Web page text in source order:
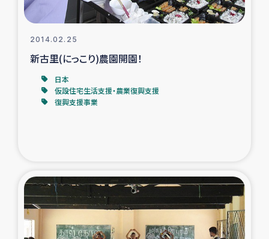
民際教育事業
女性グループPIFWANITAによる食品加工事業
令和6年能登半島地震 緊急支援
タイ国境ミャンマー移民子ども支援
漁民によるマングローブ植林活動
2014.02.25
新古里(にっこり)農園開園！
日本
仮設住宅生活支援・農業復興支援
復興支援事業